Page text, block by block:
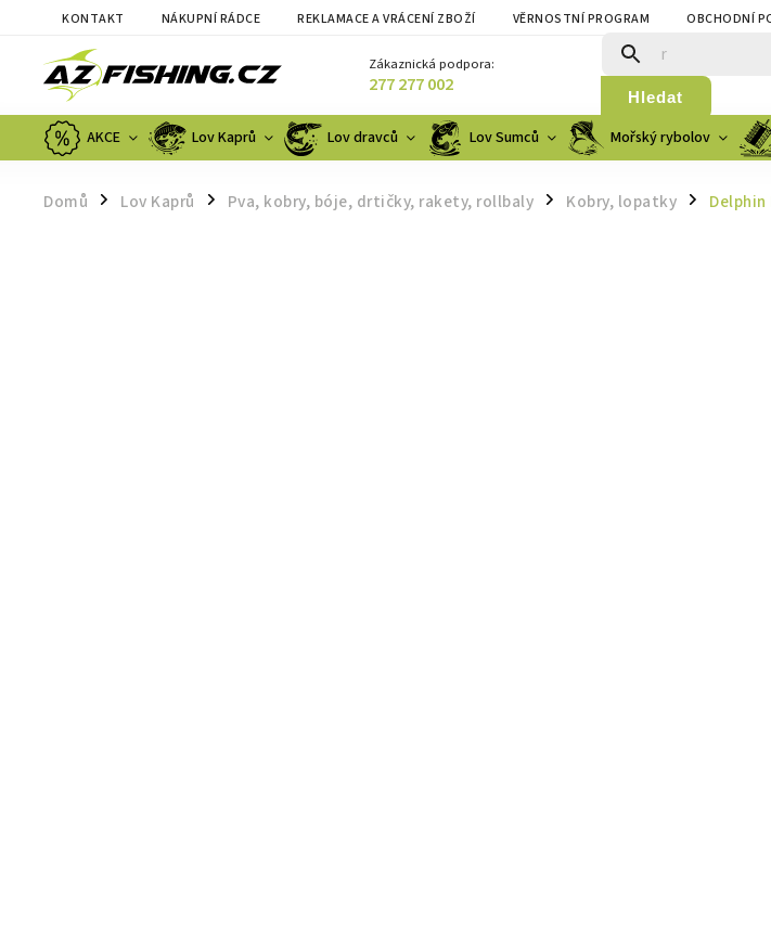
KONTAKT NÁKUPNÍ RÁDCE REKLAMACE A VRÁCENÍ ZBOŽÍ VĚRNOSTNÍ PROGRAM OBCHODNÍ
Zákaznická podpora:
277 277 002 Hledat
AKCE Lov Kaprů Lov dravců Lov Sumců Mořský rybolov
Domů / Lov Kaprů / Pva, kobry, bóje, drtičky, rakety, rollbaly / Kobry, lopatky /